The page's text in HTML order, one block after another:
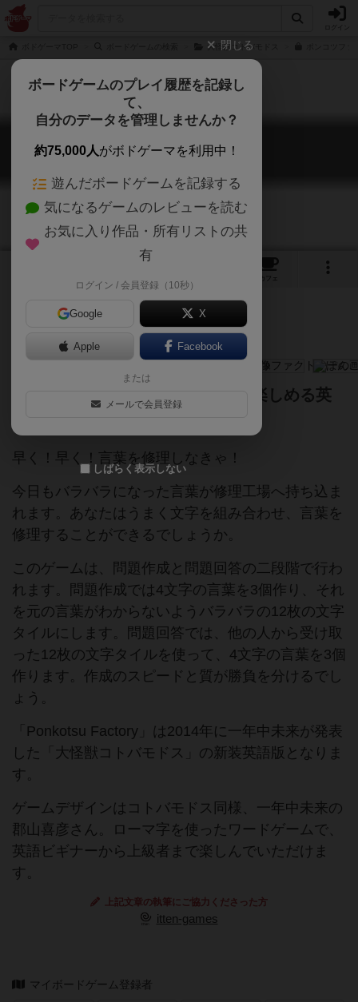
大怪獣コトバモドス
ぽんこつファクトリー
Ponkotsu Factory
カフェ
日本発！ビギナーから上級者まで楽しめる英
語ワードゲーム！
早く！早く！言葉を修理しなきゃ！
今日もバラバラになった言葉が修理工場へ持ち込ま
れます。あなたはうまく文字を組み合わせ、言葉を
修理することができるでしょうか。
このゲームは、問題作成と問題回答の二段階で行わ
れます。問題作成では4文字の言葉を3個作り、それ
を元の言葉がわからないようバラバラの12枚の文字
タイルにします。問題回答では、他の人から受け取
った12枚の文字タイルを使って、4文字の言葉を3個
作ります。作成のスピードと質が勝負を分けるでし
ょう。
「Ponkotsu Factory」は2014年に一年中未来が発表
した「大怪獣コトバモドス」の新装英語版となりま
す。
ゲームデザインはコトバモドス同様、一年中未来の
郡山喜彦さん。ローマ字を使ったワードゲームで、
英語ビギナーから上級者まで楽しんでいただけま
す。
上記文章の執筆にご協力くださった方
itten-games
マイボードゲーム登録者
閉じる
ボードゲームのプレイ履歴を記録し
て、
自分のデータを管理しませんか？
約75,000人がボドゲーマを利用中！
遊んだボードゲームを記録する
気になるゲームのレビューを読む
お気に入り作品・所有リストの共
有
ログイン / 会員登録（10秒）
Google X
Apple Facebook
または
メールで会員登録
しばらく表示しない